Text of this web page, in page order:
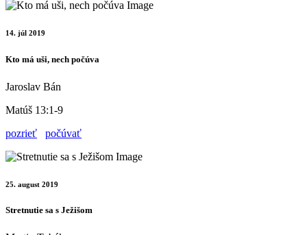
14. júl 2019
Kto má uši, nech počúva
Jaroslav Bán
Matúš 13:1-9
pozrieť
počúvať
25. august 2019
Stretnutie sa s Ježišom